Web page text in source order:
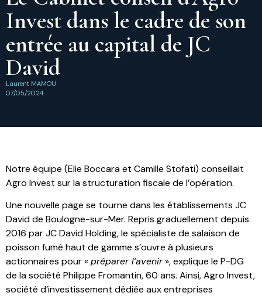
Invest dans le cadre de son
entrée au capital de JC
David
Laurent MAMOU
07/05/2024
Notre équipe (Elie Boccara et Camille Stofati) conseillait
Agro Invest sur la structuration fiscale de l’opération.
Une nouvelle page se tourne dans les établissements JC
David de Boulogne-sur-Mer. Repris graduellement depuis
2016 par JC David Holding, le spécialiste de salaison de
poisson fumé haut de gamme s’ouvre à plusieurs
actionnaires pour «préparer l’avenir», explique le P-DG
de la société Philippe Fromantin, 60 ans. Ainsi, Agro Invest,
société d’investissement dédiée aux entreprises